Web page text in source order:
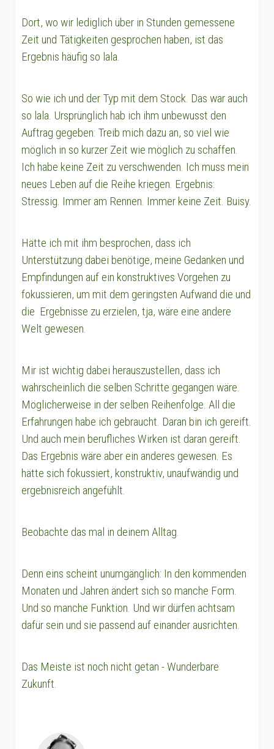
Dort, wo wir lediglich über in Stunden gemessene
Zeit und Tätigkeiten gesprochen haben, ist das
Ergebnis häufig so lala.
So wie ich und der Typ mit dem Stock. Das war auch
so lala. Ursprünglich hab ich ihm unbewusst den
Auftrag gegeben: Treib mich dazu an, so viel wie
möglich in so kurzer Zeit wie möglich zu schaffen.
Ich habe keine Zeit zu verschwenden. Ich muss mein
neues Leben auf die Reihe kriegen. Ergebnis:
Stressig. Immer am Rennen. Immer keine Zeit. Buisy.
Hätte ich mit ihm besprochen, dass ich
Unterstützung dabei benötige, meine Gedanken und
Empfindungen auf ein konstruktives Vorgehen zu
fokussieren, um mit dem geringsten Aufwand die und
die Ergebnisse zu erzielen, tja, wäre eine andere
Welt gewesen.
Mir ist wichtig dabei herauszustellen, dass ich
wahrscheinlich die selben Schritte gegangen wäre.
Möglicherweise in der selben Reihenfolge. All die
Erfahrungen habe ich gebraucht. Daran bin ich gereift.
Und auch mein berufliches Wirken ist daran gereift.
Das Ergebnis wäre aber ein anderes gewesen. Es
hätte sich fokussiert, konstruktiv, unaufwändig und
ergebnisreich angefühlt.
Beobachte das mal in deinem Alltag.
Denn eins scheint unumgänglich: In den kommenden
Monaten und Jahren ändert sich so manche Form.
Und so manche Funktion. Und wir dürfen achtsam
dafür sein und sie passend auf einander ausrichten.
Das Meiste ist noch nicht getan - Wunderbare
Zukunft.